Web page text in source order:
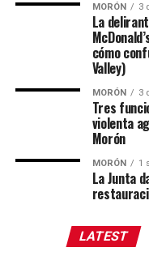
MORÓN 3
La
cómo
Valley)
MORÓN 3
Tres
violenta
Morón
MORÓN 1
La Junta
LATEST